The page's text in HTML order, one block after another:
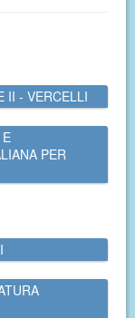
II - VERCELLI
PER